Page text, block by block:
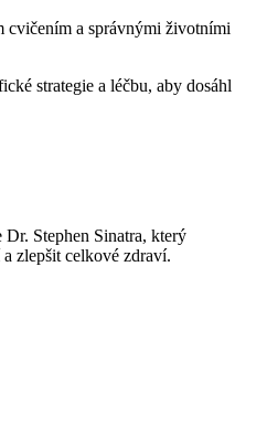
cvičením a správnými životními
strategie a léčbu, aby dosáhl
Stephen Sinatra, který
zlepšit celkové zdraví.